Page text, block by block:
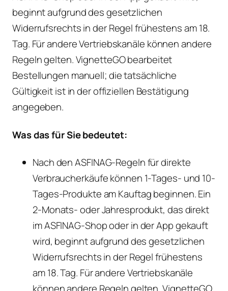
beginnt aufgrund des gesetzlichen
Widerrufsrechts in der Regel frühestens am 18.
Tag. Für andere Vertriebskanäle können andere
Regeln gelten. VignetteGO bearbeitet
Bestellungen manuell; die tatsächliche
Gültigkeit ist in der offiziellen Bestätigung
angegeben.
Was das für Sie bedeutet:
Nach den ASFINAG-Regeln für direkte
Verbraucherkäufe können 1-Tages- und 10-
Tages-Produkte am Kauftag beginnen. Ein
2-Monats- oder Jahresprodukt, das direkt
im ASFINAG-Shop oder in der App gekauft
wird, beginnt aufgrund des gesetzlichen
Widerrufsrechts in der Regel frühestens
am 18. Tag. Für andere Vertriebskanäle
können andere Regeln gelten. VignetteGO